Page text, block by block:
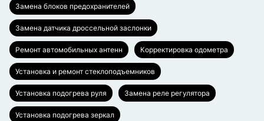
Замена блоков предохранителей
Замена датчика дроссельной заслонки
Ремонт автомобильных антенн Корректировка одометра
Установка и ремонт стеклоподъемников
Установка подогрева руля Замена реле регулятора
Установка подогрева зеркал